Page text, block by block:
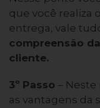
que você realiza
entrega, vale
compreensão
cliente.
3º Passo –
as vantagens da